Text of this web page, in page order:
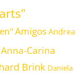
Amigos Andrea
Anna-Carina
Brink Daniela